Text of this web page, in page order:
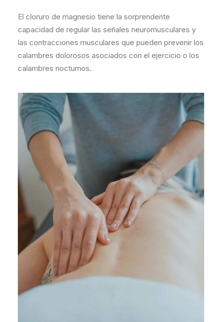
El cloruro de magnesio tiene la sorprendente
capacidad de regular las señales neuromusculares y
las contracciones musculares que pueden prevenir los
calambres dolorosos asociados con el ejercicio o los
calambres nocturnos.